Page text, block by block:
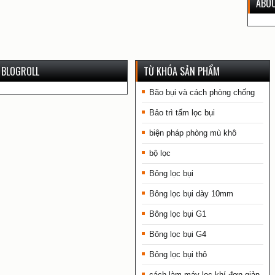
BLOGROLL TỪ KHÓA SẢN PHẨM
Bão bụi và cách phòng chống
Bảo trì tấm lọc bụi
biện pháp phòng mù khô
bộ lọc
Bông lọc bụi
Bông lọc bụi dày 10mm
Bông lọc bụi G1
Bông lọc bụi G4
Bông lọc bụi thô